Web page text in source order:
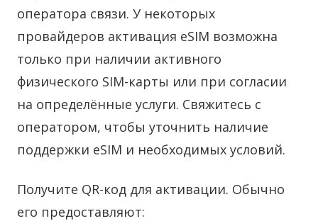
оператора связи. У некоторых
провайдеров активация eSIM возможна
только при наличии активного
физического SIM-карты или при согласии
на определённые услуги. Свяжитесь с
оператором, чтобы уточнить наличие
поддержки eSIM и необходимых условий.
Получите QR-код для активации. Обычно
его предоставляют: